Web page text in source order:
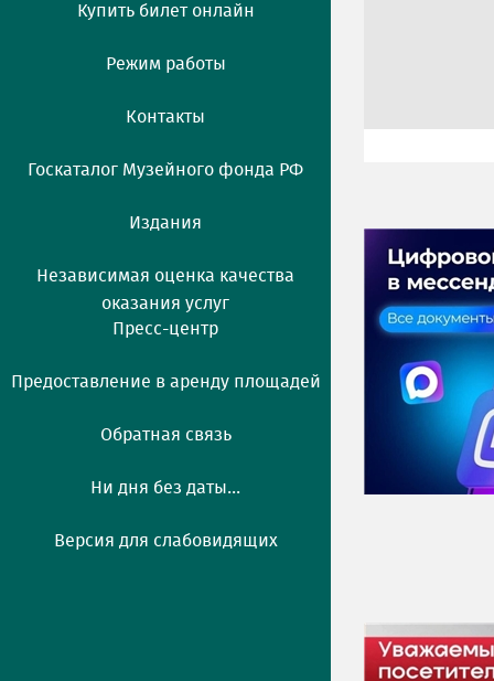
Купить билет онлайн
Режим работы
Контакты
Госкаталог Музейного фонда РФ
Издания
Независимая оценка качества
оказания услуг
Пресс-центр
Предоставление в аренду площадей
Обратная связь
Ни дня без даты...
Версия для слабовидящих